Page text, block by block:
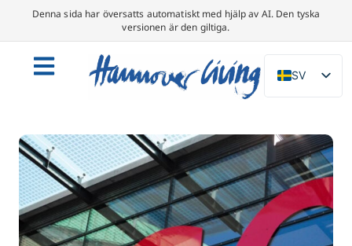
Denna sida har översatts automatiskt med hjälp av AI. Den tyska
versionen är den giltiga.
SV
DE
NL
PL
ES
IT